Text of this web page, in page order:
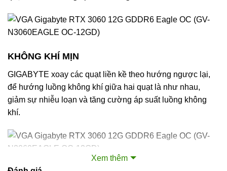
KHÔNG KHÍ MỊN
GIGABYTE xoay các quạt liền kề theo hướng ngược lại,
để hướng luồng không khí giữa hai quạt là như nhau,
giảm sự nhiễu loạn và tăng cường áp suất luồng không
khí.
Xem thêm